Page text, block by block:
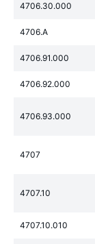
4706.30.000
4706.A
4706.91.000
4706.92.000
4706.93.000
4707
4707.10
4707.10.010